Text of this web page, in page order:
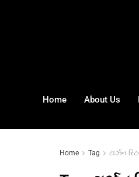
Home About Us
Home Tag ટાર્ઝન